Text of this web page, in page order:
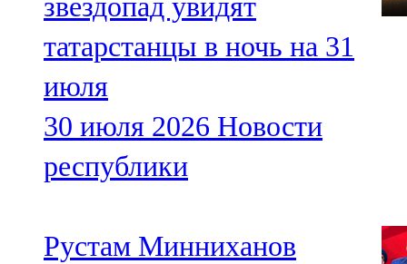
татарстанцы в ночь на 31
июля
30 июля 2026 Новости
республики
Рустам Минниханов